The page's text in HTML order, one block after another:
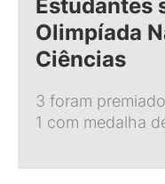
Estudantes
Olimpíada
Ciências
3 foram
1 com medalha